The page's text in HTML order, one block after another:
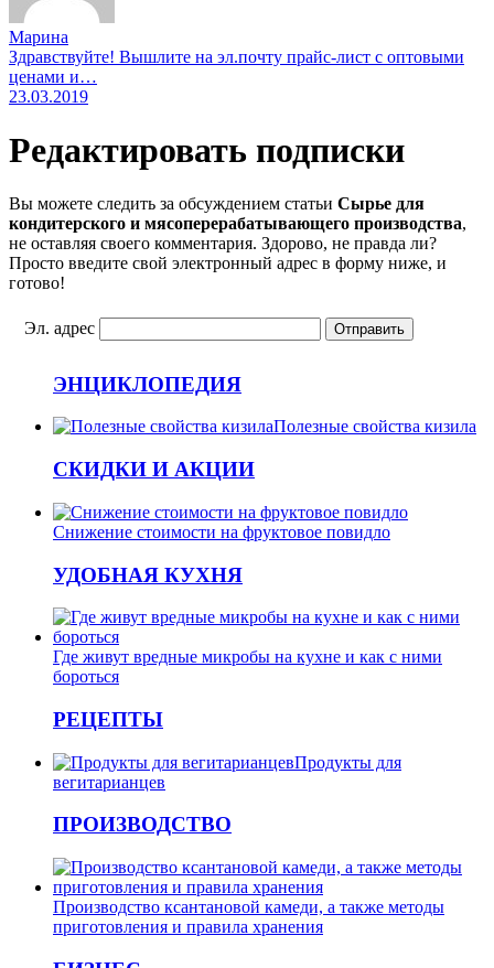
Марина
Здравствуйте! Вышлите на эл.почту прайс-лист с оптовыми
ценами и…
23.03.2019
Редактировать подписки
Вы можете следить за обсуждением статьи Сырье для
кондитерского и мясоперерабатывающего производства,
не оставляя своего комментария. Здорово, не правда ли?
Просто введите свой электронный адрес в форму ниже, и
готово!
Эл. адрес
ЭНЦИКЛОПЕДИЯ
Полезные свойства кизила
СКИДКИ И АКЦИИ
Снижение стоимости на фруктовое повидло
УДОБНАЯ КУХНЯ
Где живут вредные микробы на кухне и как с ними
бороться
РЕЦЕПТЫ
Продукты для
вегитарианцев
ПРОИЗВОДСТВО
Производство ксантановой камеди, а также методы
приготовления и правила хранения